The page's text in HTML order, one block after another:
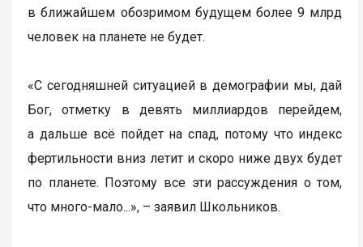
в ближайшем обозримом будущем более 9 млрд
человек на планете не будет.
«С сегодняшней ситуацией в демографии мы, дай
Бог, отметку в девять миллиардов перейдем,
а дальше всё пойдет на спад, потому что индекс
фертильности вниз летит и скоро ниже двух будет
по планете. Поэтому все эти рассуждения о том,
что много-мало...», – заявил Школьников.